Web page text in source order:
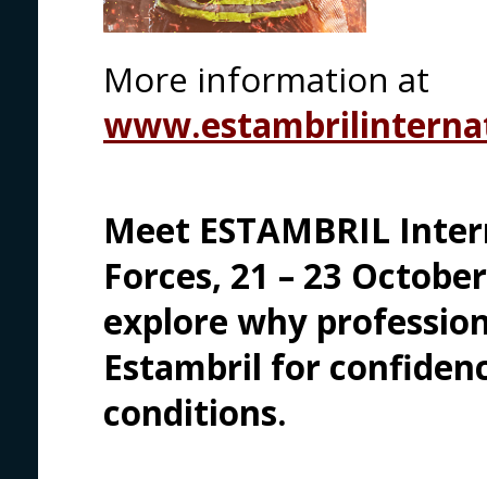
More information at
Meet ESTAMBRIL
Forces, 21 – 23
explore why
Estambril for
conditions.